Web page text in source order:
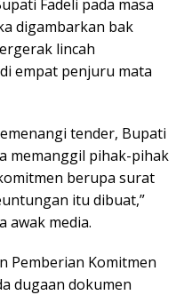
Fadeli pada masa
digambarkan bak
lincah
empat penjuru mata
tender, Bupati
memanggil pihak-pihak
berupa surat
itu dibuat,”
awak media.
Pemberian Komitmen
dugaan dokumen